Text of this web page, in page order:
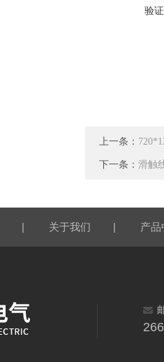
验
上一条：
下一条： 滑触
| 关于我们 | 产品